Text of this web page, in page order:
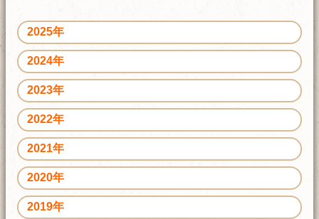
2025年
2024年
2023年
2022年
2021年
2020年
2019年